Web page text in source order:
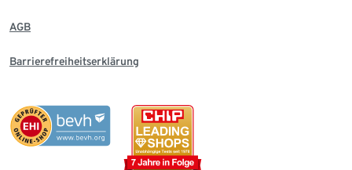
AGB
Barrierefreiheitserklärung